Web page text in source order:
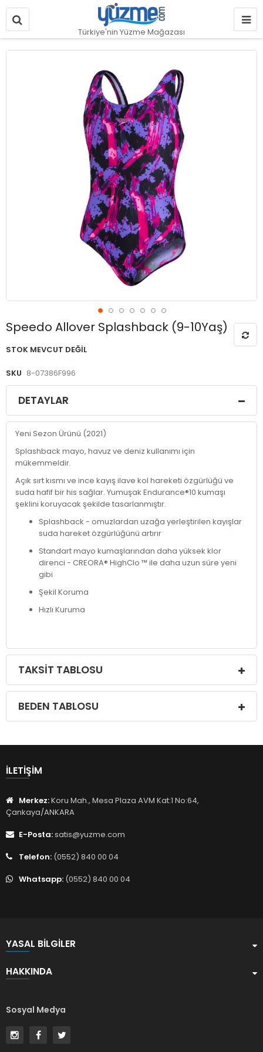
Türkiye'nin Yüzme Mağazası
Speedo Allover Splashback (9-10Yaş)
STOK MEVCUT DEĞIL
SKU 8-07386F996
Resim
Resim
galerisinin
başlangıcına
DETAYLAR
Yeni Sezon Ürünü (2021)
Splashback mayo, havuz ve deniz kullanımı için
mükemmeldir.
Açık sırt kısmı ve ince kayış ilave kol hareketi özgürlüğü ve
suda hafif bir his sağlar. Yumuşak Endurance®10 kumaşı
şeklini koruyacak şekilde tasarlanmıştır.
Splashback - omuzlardan uzağa yerleştirilen kayışlar
suda hareket özgürlüğünü artırır
Standart mayo kumaşlarından daha yüksek klor
direnci - CREORA® HighClo ™ ile daha uzun süre yeni
gibi
Şekil Koruma
Hızlı Kuruma
TAKSIT TABLOSU
BEDEN TABLOSU
İLETIŞIM
Merkez:Koru Mah., Mesa Plaza AVM Kat:1 No:64,
Çankaya/ANKARA
E-Posta:satis@yuzme.com
Telefon: (0552) 840 00 04
Whatsapp: (0552) 840 00 04
YASAL BILGILER
HAKKINDA
Sosyal Medya